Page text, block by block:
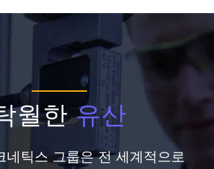
월한유산
네틱스 그룹은 전 세계적으로